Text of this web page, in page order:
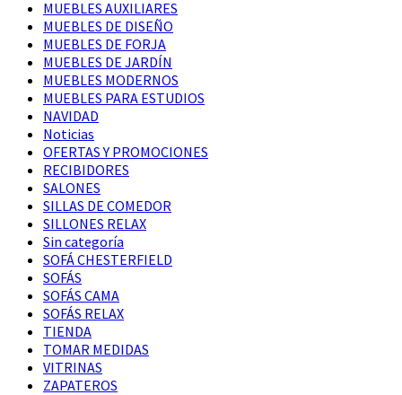
MUEBLES AUXILIARES
MUEBLES DE DISEÑO
MUEBLES DE FORJA
MUEBLES DE JARDÍN
MUEBLES MODERNOS
MUEBLES PARA ESTUDIOS
NAVIDAD
Noticias
OFERTAS Y PROMOCIONES
RECIBIDORES
SALONES
SILLAS DE COMEDOR
SILLONES RELAX
Sin categoría
SOFÁ CHESTERFIELD
SOFÁS
SOFÁS CAMA
SOFÁS RELAX
TIENDA
TOMAR MEDIDAS
VITRINAS
ZAPATEROS